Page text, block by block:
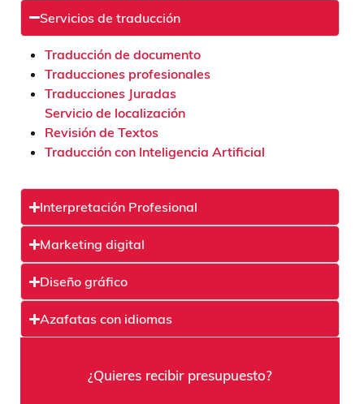
Servicios de traducción
Traducción de documento
Traducciones profesionales
Traducciones Juradas
Servicio de localización
Revisión de Textos
Traducción con Inteligencia Artificial
Interpretación Profesional
Marketing digital
Diseño gráfico
Azafatas con idiomas
¿Quieres recibir presupuesto?